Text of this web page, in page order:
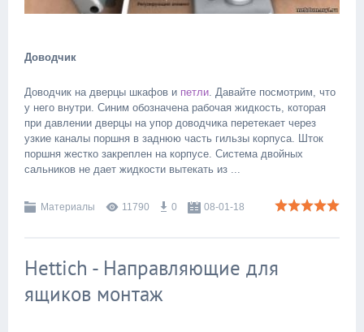
Доводчик
Доводчик на дверцы шкафов и петли . Давайте посмотрим, что
у него внутри. Синим обозначена рабочая жидкость, которая
при давлении дверцы на упор доводчика перетекает через
узкие каналы поршня в заднюю часть гильзы корпуса. Шток
поршня жестко закреплен на корпусе. Система двойных
сальников не дает жидкости вытекать из ...
Материалы 11790 0 08-01-18
Hettich - Направляющие для
ящиков монтаж